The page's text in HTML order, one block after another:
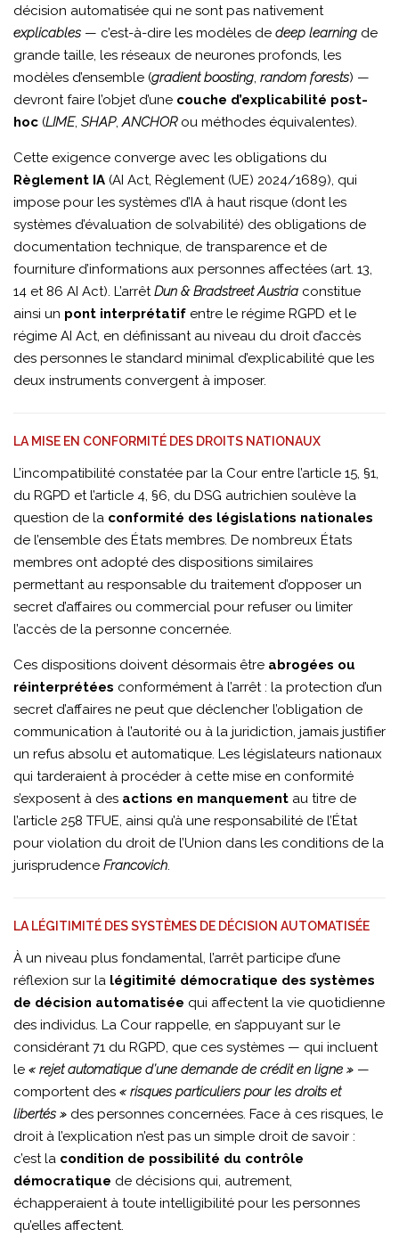
décision automatisée qui ne sont pas nativement
explicables — c’est-à-dire les modèles de deep learning de
grande taille, les réseaux de neurones profonds, les
modèles d’ensemble (gradient boosting, random forests) —
devront faire l’objet d’une couche d’explicabilité post-
hoc (LIME, SHAP,ANCHORou méthodes équivalentes).
Cette exigence converge avec les obligations du
Règlement IA (AI Act, Règlement (UE) 2024/1689), qui
impose pour les systèmes d’IA à haut risque (dont les
systèmes d’évaluation de solvabilité) des obligations de
documentation technique, de transparence et de
fourniture d’informations aux personnes affectées (art. 13,
14 et 86 AI Act). L’arrêtDun & Bradstreet Austria constitue
ainsi un pont interprétatif entre le régime RGPD et le
régime AI Act, en définissant au niveau du droit d’accès
des personnes le standard minimal d’explicabilité que les
deux instruments convergent à imposer.
LA MISE EN CONFORMITÉ DES DROITS NATIONAUX
L’incompatibilité constatée par la Cour entre l’article 15, §1,
du RGPD et l’article 4, §6, du DSG autrichien soulève la
question de la conformité des législations nationales
de l’ensemble des États membres. De nombreux États
membres ont adopté des dispositions similaires
permettant au responsable du traitement d’opposer un
secret d’affaires ou commercial pour refuser ou limiter
l’accès de la personne concernée.
Ces dispositions doivent désormais être abrogées ou
réinterprétées conformément à l’arrêt : la protection d’un
secret d’affaires ne peut que déclencher l’obligation de
communication à l’autorité ou à la juridiction, jamais justifier
un refus absolu et automatique. Les législateurs nationaux
qui tarderaient à procéder à cette mise en conformité
s’exposent à des actions en manquement au titre de
l’article 258 TFUE, ainsi qu’à une responsabilité de l’État
pour violation du droit de l’Union dans les conditions de la
jurisprudence Francovich.
LA LÉGITIMITÉ DES SYSTÈMES DE DÉCISION AUTOMATISÉE
À un niveau plus fondamental, l’arrêt participe d’une
réflexion sur la légitimité démocratique des systèmes
de décision automatisée qui affectent la vie quotidienne
des individus. La Cour rappelle, en s’appuyant sur le
considérant 71 du RGPD, que ces systèmes — qui incluent
le « rejet automatique d’une demande de crédit en ligne » —
comportent des « risques particuliers pour les droits et
libertés » des personnes concernées. Face à ces risques, le
droit à l’explication n’est pas un simple droit de savoir :
c’est la condition de possibilité du contrôle
démocratique de décisions qui, autrement,
échapperaient à toute intelligibilité pour les personnes
qu’elles affectent.